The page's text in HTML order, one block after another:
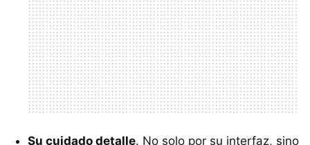
Su cuidado detalle. No solo por su interfaz, sino